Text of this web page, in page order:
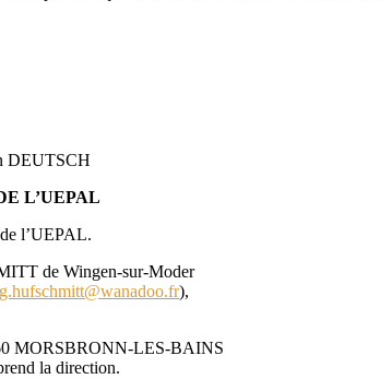
DEUTSCH
L’UEPAL
l’UEPAL.
de Wingen-sur-Moder
g.hufschmitt@wanadoo.fr),
MORSBRONN-LES-BAINS
la direction.